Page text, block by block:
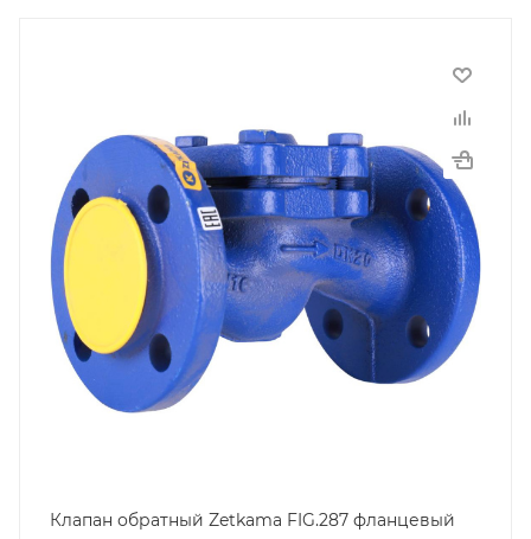
Клапан обратный Zetkama FIG.287 фланцевый